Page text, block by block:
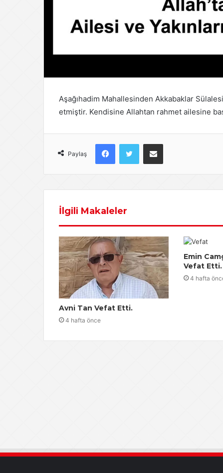
Aşağıhadim Mahallesinden Akkabaklar
etmiştir. Kendisine Allahtan rahmet ailesine
Paylaş
İlgili Makaleler
Avni Tan Vefat Etti.
4 hafta önce
Emin
Vefat Etti.
4 hafta